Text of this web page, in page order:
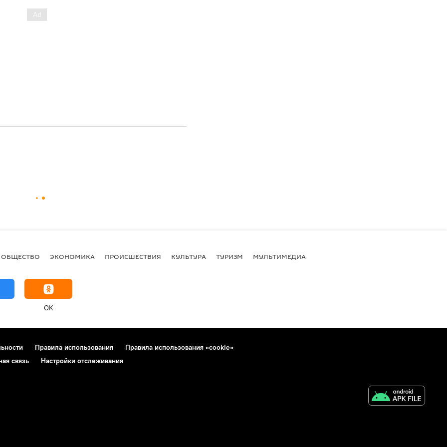
ОБЩЕСТВО ЭКОНОМИКА ПРОИСШЕСТВИЯ КУЛЬТУРА ТУРИЗМ МУЛЬТИМЕДИА
OK
Правила использования
Правила использования «cookie»
связь Настройки отслеживания